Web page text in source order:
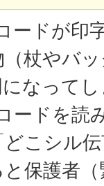
ードが印
杖やバ
なって
ードを読
どこシル
保護者